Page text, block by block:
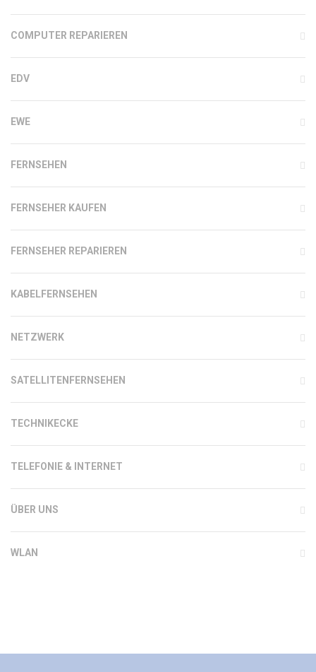
COMPUTER REPARIEREN
EDV
EWE
FERNSEHEN
FERNSEHER KAUFEN
FERNSEHER REPARIEREN
KABELFERNSEHEN
NETZWERK
SATELLITENFERNSEHEN
TECHNIKECKE
TELEFONIE & INTERNET
ÜBER UNS
WLAN